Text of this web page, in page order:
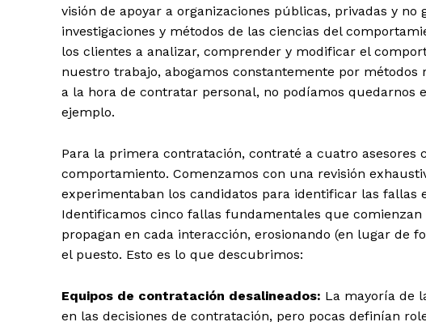
visión de apoyar a organizaciones públicas, privadas y
investigaciones y métodos de las ciencias del
los clientes a analizar, comprender y modificar el
nuestro trabajo, abogamos constantemente por métodos
a la hora de contratar personal, no podíamos
ejemplo.
Para la primera contratación, contraté a cuatro asesores
comportamiento. Comenzamos con una revisión
experimentaban los candidatos para identificar las fallas
Identificamos cinco fallas fundamentales que
propagan en cada interacción, erosionando (en lugar de
el puesto. Esto es lo que descubrimos:
Equipos de contratación desalineados: La mayoría de
en las decisiones de contratación, pero pocas definían